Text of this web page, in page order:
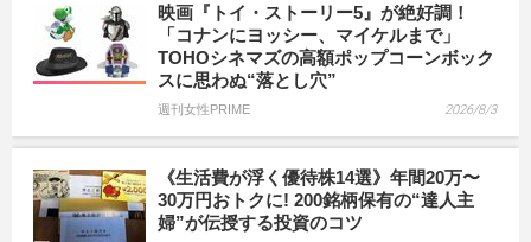
映画『トイ・ストーリー5』が絶好調！
「コナンにヨッシー、マイケルまで」
TOHOシネマズの高額ポップコーンボック
スに思わぬ“落とし穴”
週刊女性PRIME 2026/8/3
《生活費が浮く優待株14選》年間20万〜
30万円おトクに! 200銘柄保有の“達人主
婦”が伝授する投資のコツ